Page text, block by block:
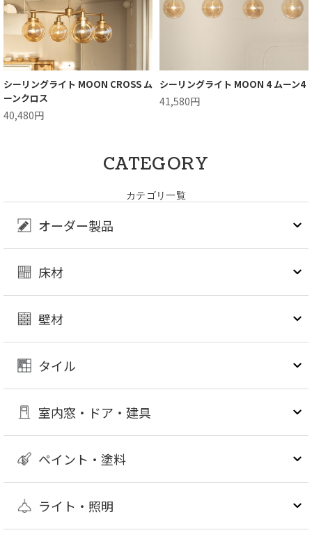
シーリングライト MOON CROSS ム
ーンクロス
40,480円
シーリングライト MOON 4 ムーン4
41,580円
CATEGORY
カテゴリ一覧
オーダー製品
床材
壁材
タイル
室内窓・ドア・建具
ペイント・塗料
ライト・照明